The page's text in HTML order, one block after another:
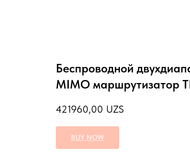
Беспроводной
MIMO маршрутизатор
421960,00 UZS
BUY NOW